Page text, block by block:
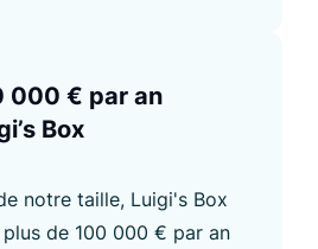
000 € par an
Box
notre taille, Luigi's Box
de 100 000 € par an